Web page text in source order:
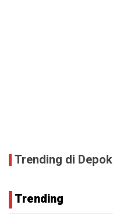
Trending di Depok
Trending